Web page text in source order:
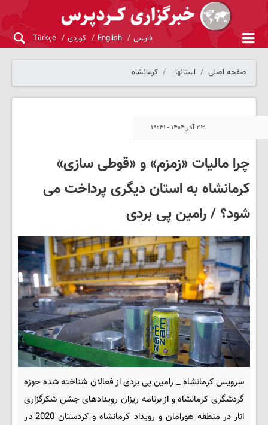
فارسی English کوردی Türkçe
صفحه اصلی استانها کرمانشاه
۲۳ آذر ۱۴۰۴ - ۱۹:۴۱
چرا مالیات «زمزم» و «قوطی سازی»
کرمانشاه به استان دیگری پرداخت می
شود؟ / رامین پی بردی
سرویس کرمانشاه _ رامین پی بردی از فعالان شناخته شده حوزه
گردشگری کرمانشاه و از برنامه ریزان رویدادهای جشن شکرگزاری
انار در منطقه هورامان و رویداد کرمانشاه و کردستان 2020 در